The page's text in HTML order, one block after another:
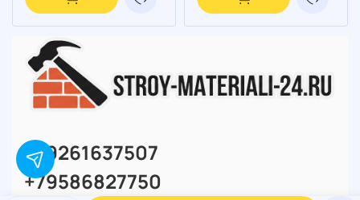
+79261637507
+79586827750